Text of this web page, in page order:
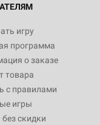
игру
программа
о заказе
товара
с правилами
игры
скидки